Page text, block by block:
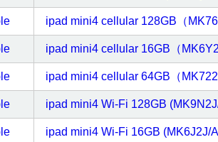
ipad mini4 cellular 128GB（
ipad mini4 cellular 16GB（
ipad mini4 cellular 64GB（
ipad mini4 Wi-Fi 128GB
ipad mini4 Wi-Fi 16GB (MK6J2J/